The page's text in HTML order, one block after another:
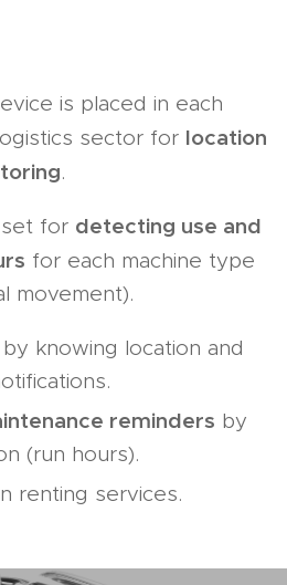
is placed in each
sector for location
.
set for detecting use and
for each machine type
movement).
by knowing location and
reminders by
(run hours).
renting services.